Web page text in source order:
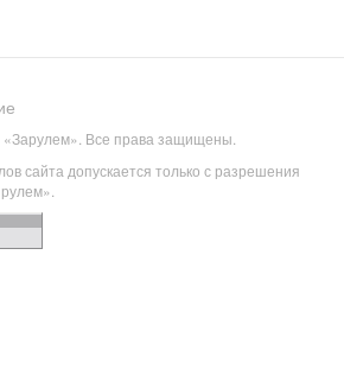
Все права защищены.
сайта допускается только с разрешения